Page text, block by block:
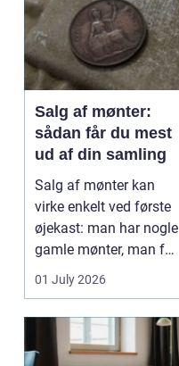
Salg af mønter:
sådan får du mest
ud af din samling
Salg af mønter kan
virke enkelt ved første
øjekast: man har nogle
gamle mønter, man får
dem vurderet...
01 July 2026